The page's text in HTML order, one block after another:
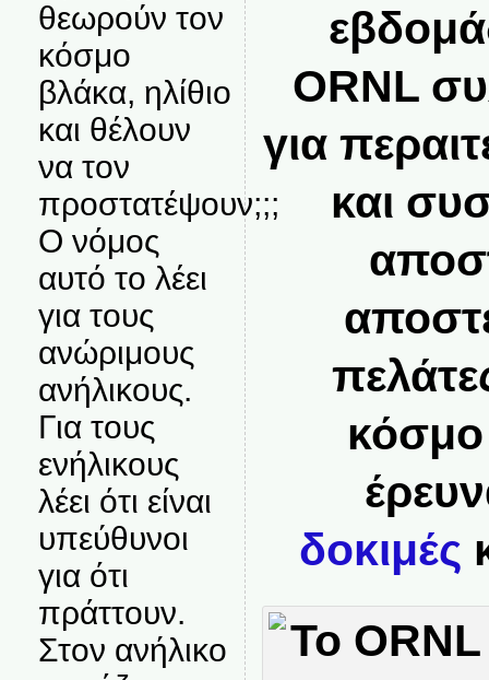
θεωρούν τον
κόσμο
βλάκα, ηλίθιο
και θέλουν
να τον
προστατέψουν;;;
Ο νόμος
αυτό το λέει
για τους
ανώριμους
ανήλικους.
Για τους
ενήλικους
λέει ότι είναι
υπεύθυνοι
για ότι
πράττουν.
Στον ανήλικο
ORNL
για
και
κόσμο
δοκιμές